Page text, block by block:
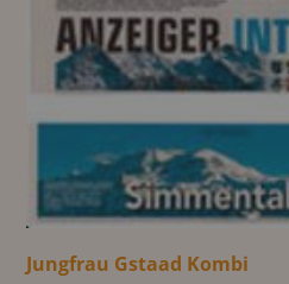
Jungfrau Gstaad Kombi